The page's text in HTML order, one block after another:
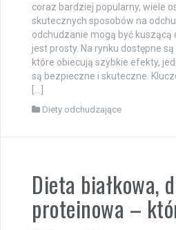
coraz bardziej popularny, wiele
skutecznych sposobów na
odchudzanie mogą być kuszącą
jest prosty. Na rynku dostępne
które obiecują szybkie efekty,
są bezpieczne i skuteczne.
[…]
Diety odchudzające
Dieta białkowa,
proteinowa –